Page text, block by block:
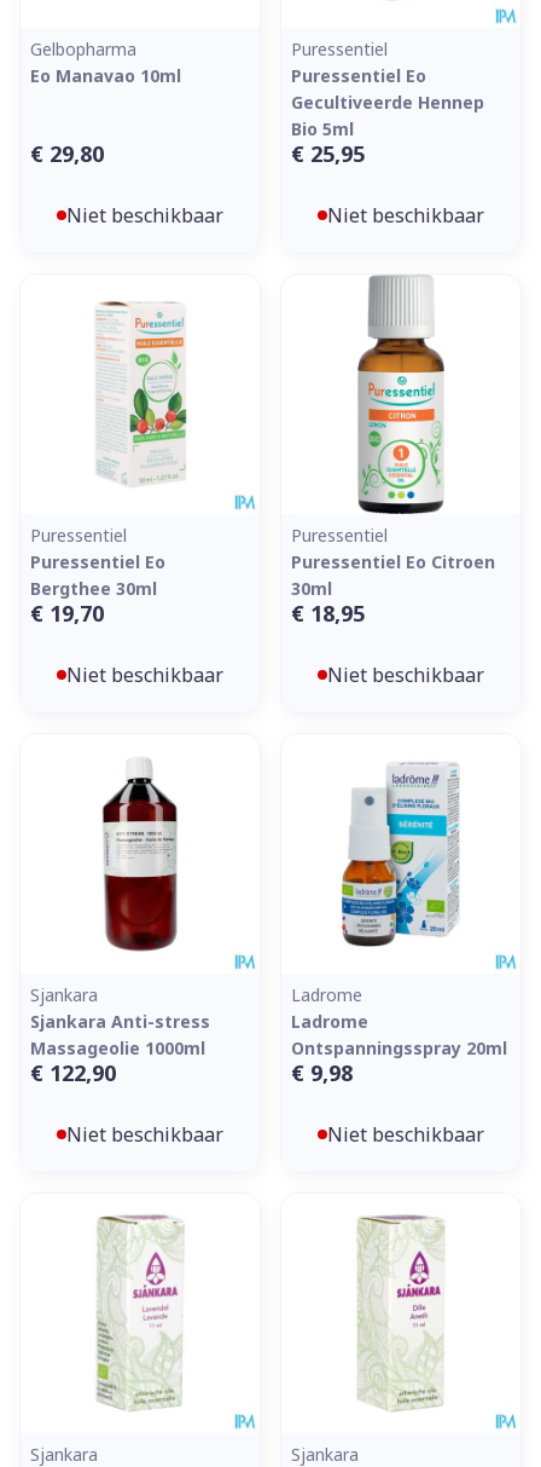
Gelbopharma
Eo Manavao 10ml
€ 29,80
Niet beschikbaar
Puressentiel
Puressentiel Eo
Gecultiveerde Hennep
Bio 5ml
€ 25,95
Niet beschikbaar
Puressentiel
Puressentiel Eo
Bergthee 30ml
€ 19,70
Niet beschikbaar
Puressentiel
Puressentiel Eo Citroen
30ml
€ 18,95
Niet beschikbaar
Sjankara
Sjankara Anti-stress
Massageolie 1000ml
€ 122,90
Niet beschikbaar
Ladrome
Ladrome
Ontspanningsspray 20ml
€ 9,98
Niet beschikbaar
Sjankara
Sjankara